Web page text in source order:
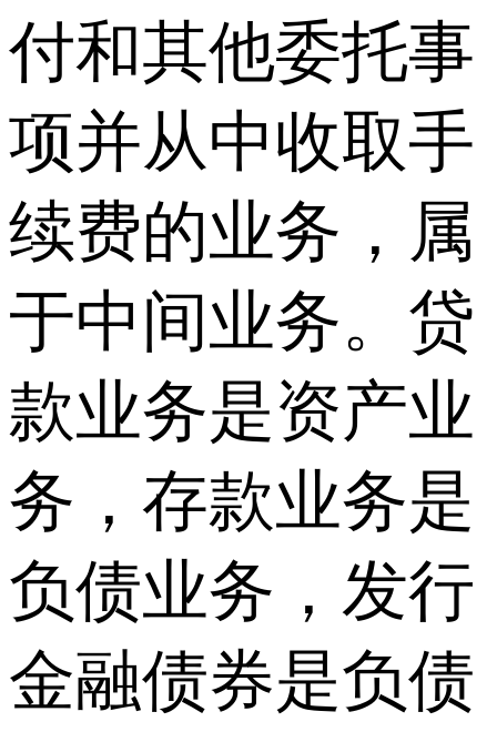
付和其他委托事
项并从中收取手
续费的业务，属
于中间业务。贷
款业务是资产业
务，存款业务是
负债业务，发行
金融债券是负债